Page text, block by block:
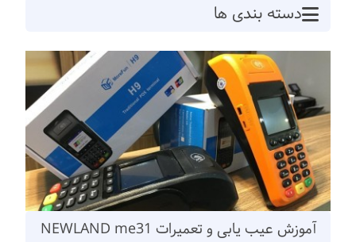
دسته بندی ها
آموزش عیب یابی و تعمیرات NEWLAND me31